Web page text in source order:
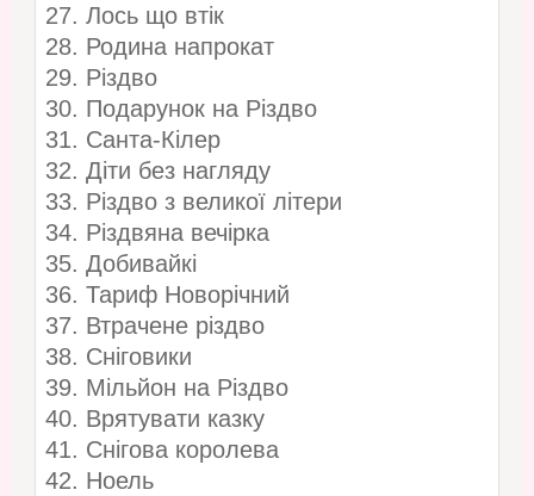
27. Лось що втік
28. Родина напрокат
29. Різдво
30. Подарунок на Різдво
31. Санта-Кілер
32. Діти без нагляду
33. Різдво з великої літери
34. Різдвяна вечірка
35. Добивайкі
36. Тариф Новорічний
37. Втрачене різдво
38. Сніговики
39. Мільйон на Різдво
40. Врятувати казку
41. Снігова королева
42. Ноель